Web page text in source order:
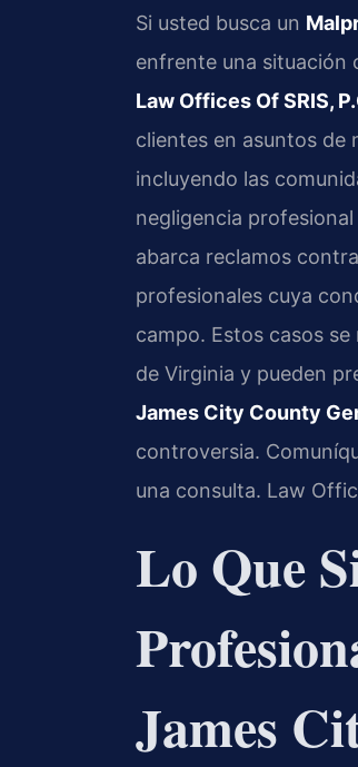
Si usted busca un
enfrente una situación
Law Offices Of SRIS,
clientes en asuntos de
incluyendo las
negligencia
abarca reclamos
profesionales cuya
campo. Estos casos
de Virginia y pueden
James City County
controversia.
una consulta. Law
Lo Que
James